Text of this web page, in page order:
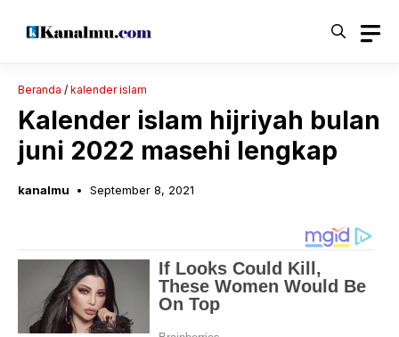
Beranda / kalender islam
Kalender islam hijriyah bulan
juni 2022 masehi lengkap
kanalmu September 8, 2021